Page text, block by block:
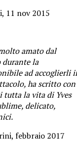
11 nov 2015
amato dal
durante la
ad accoglierli
ha scritto con
tutta la vita di Yves
delicato,
febbraio 2017